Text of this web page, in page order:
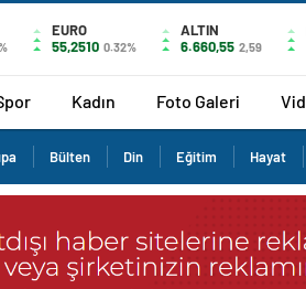
EURO
55,2510 0.32%
ALTIN
6.660,55 2,59
Kadın Foto Galeri
Bülten Din Eğitim Hayat